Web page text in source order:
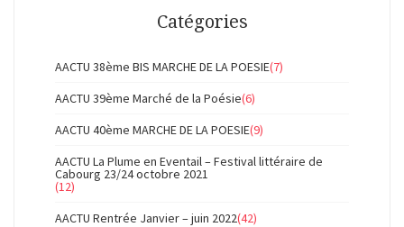
Catégories
AACTU 38ème BIS MARCHE DE LA POESIE(7)
AACTU 39ème Marché de la Poésie(6)
AACTU 40ème MARCHE DE LA POESIE(9)
AACTU La Plume en Eventail – Festival littéraire de
Cabourg 23/24 octobre 2021
(12)
AACTU Rentrée Janvier – juin 2022(42)